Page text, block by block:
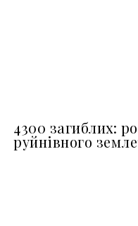
4300 загиблих:
руйнівного